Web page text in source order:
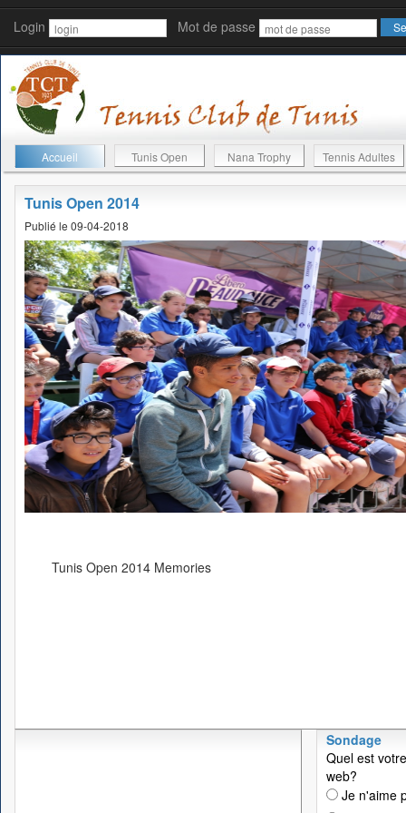
Login Mot de passe
Accueil Tunis Open Nana Trophy Tennis Adultes
Tunis Open 2014
Publié le 09-04-2018
Tunis Open 2014 Memories
Sondage
Quel est
web?
Je n'aime